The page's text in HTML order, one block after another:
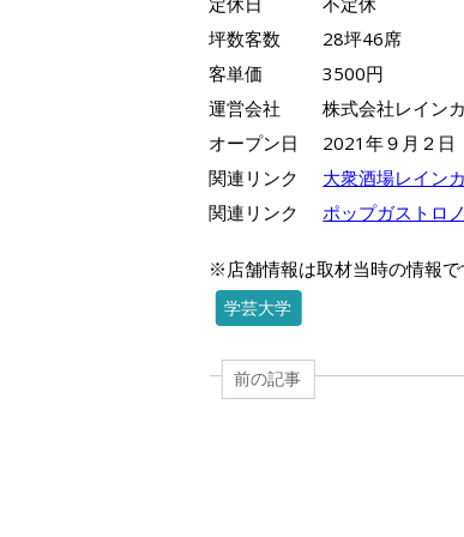
坪数客数
28坪46席
客単価
3500円
運営会社
株式会社レイン
オープン日
2021年９月２日
関連リンク
大衆酒場レイン
関連リンク
ポップガストロ
※店舗情報は取材当時の情報で
学芸大学
前の記事